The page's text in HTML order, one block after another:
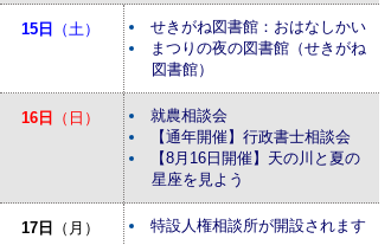
15日 （土）
せきがね図書館：おはなしかい
まつりの夜の図書館（せきがね
図書館）
16日 （日）
就農相談会
【通年開催】行政書士相談会
【8月16日開催】天の川と夏の
星座を見よう
17日 （月） 特設人権相談所が開設されます